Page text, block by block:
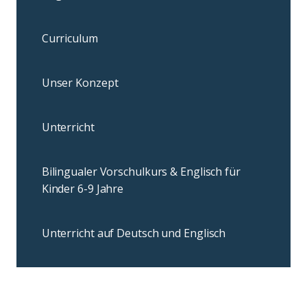
Curriculum
Unser Konzept
Unterricht
Bilingualer Vorschulkurs & Englisch für
Kinder 6-9 Jahre
Unterricht auf Deutsch und Englisch